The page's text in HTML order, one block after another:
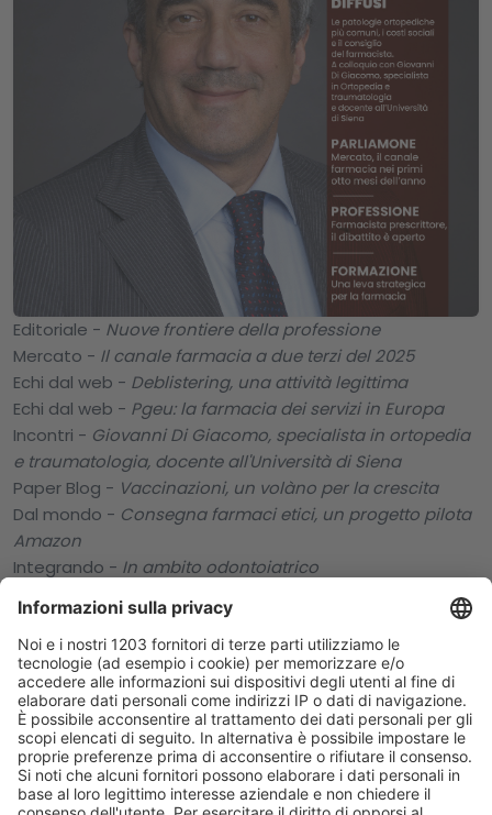
Editoriale - Nuove frontiere della professione
Mercato - Il canale farmacia a due terzi del 2025
Echi dal web - Deblistering, una attività legittima
Echi dal web - Pgeu: la farmacia dei servizi in Europa
Incontri - Giovanni Di Giacomo, specialista in ortopedia
e traumatologia, docente all'Università di Siena
Paper Blog - Vaccinazioni, un volàno per la crescita
Dal mondo - Consegna farmaci etici, un progetto pilota
Amazon
Integrando - In ambito odontoiatrico
Formazione - Un vantaggio competitivo
Intervista a... -Probiotici di qualità
Iniziative - Accordo Sif-Egualia per promuovere la
cultura del farmaco
Dalle aziende -Novità in farmacia
Spigolature
Il libro -Occhio alla dipendenza da smartphone